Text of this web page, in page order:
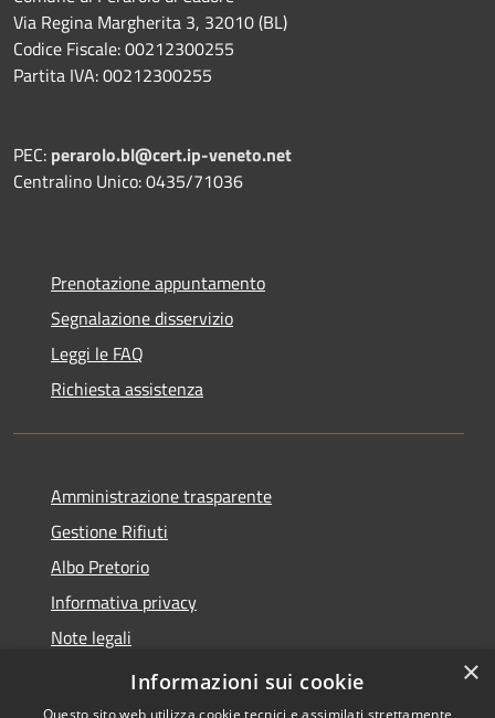
Via Regina Margherita 3, 32010 (BL)
Codice Fiscale: 00212300255
Partita IVA: 00212300255
PEC: perarolo.bl@cert.ip-veneto.net
Centralino Unico: 0435/71036
Prenotazione appuntamento
Segnalazione disservizio
Leggi le FAQ
Richiesta assistenza
Amministrazione trasparente
Gestione Rifiuti
Albo Pretorio
Informativa privacy
Note legali
Dichiarazione di accessibilità
×
Informazioni sui cookie
Questo sito web utilizza cookie tecnici e assimilati strettamente